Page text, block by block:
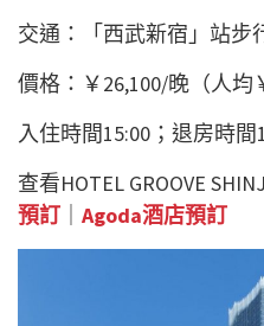
交通：「西武新宿」站步
價格：￥26,100/晚（人均
入住時間15:00；退房時間
查看HOTEL GROOVE
預訂
Agoda酒店預訂